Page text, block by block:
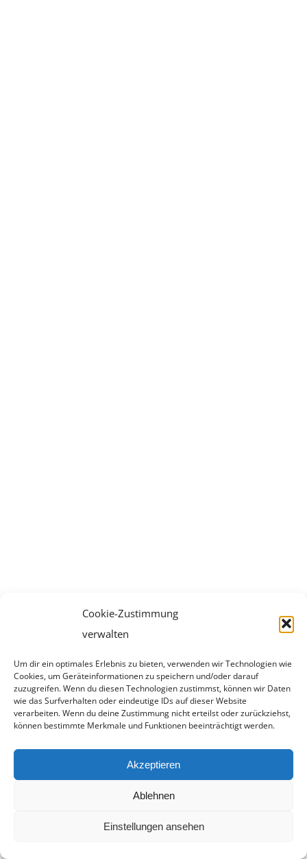
Cookie-Zustimmung
verwalten
Um dir ein optimales Erlebnis zu bieten, verwenden wir Technologien wie
Cookies, um Geräteinformationen zu speichern und/oder darauf
zuzugreifen. Wenn du diesen Technologien zustimmst, können wir Daten
wie das Surfverhalten oder eindeutige IDs auf dieser Website
verarbeiten. Wenn du deine Zustimmung nicht erteilst oder zurückziehst,
können bestimmte Merkmale und Funktionen beeinträchtigt werden.
Akzeptieren
Ablehnen
Einstellungen ansehen